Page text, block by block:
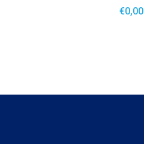
€0,00